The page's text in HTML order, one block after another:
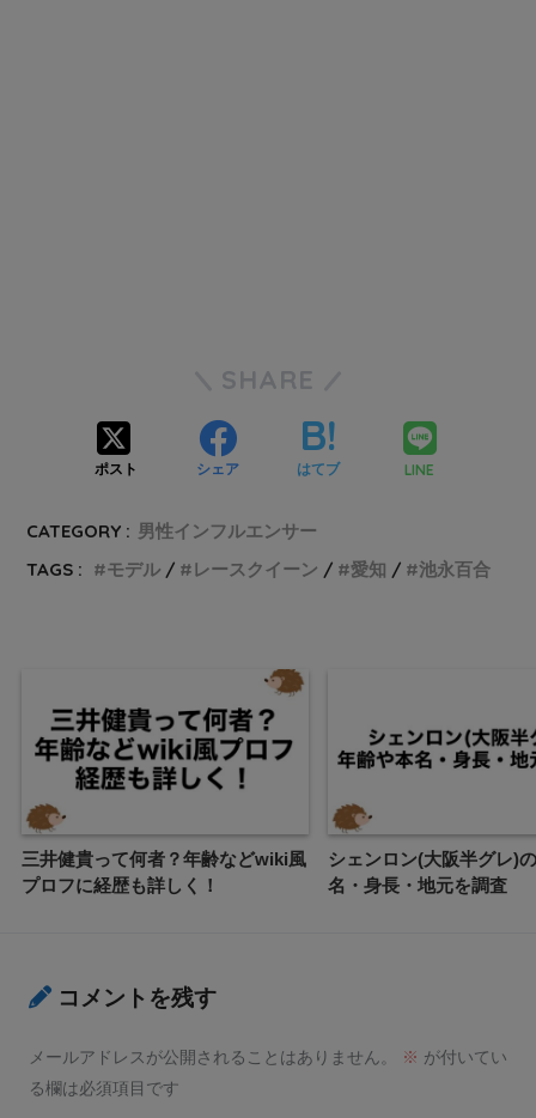
SHARE
ポスト シェア はてブ LINE
CATEGORY : 男性インフルエンサー
TAGS :
モデル レースクイーン 愛知 池永百合
三井健貴って何者？年齢などwiki風
プロフに経歴も詳しく！
シェンロン(大阪半グレ)
名・身長・地元を調査
コメントを残す
メールアドレスが公開されることはありません。 ※ が付いてい
る欄は必須項目です